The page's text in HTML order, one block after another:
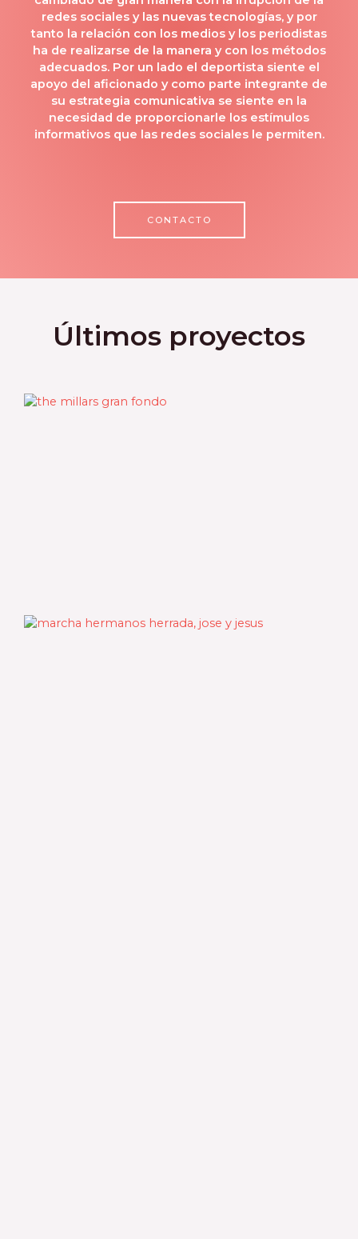
redes sociales y las nuevas tecnologías, y por
tanto la relación con los medios y los periodistas
ha de realizarse de la manera y con los métodos
adecuados. Por un lado el deportista siente el
apoyo del aficionado y como parte integrante de
su estrategia comunicativa se siente en la
necesidad de proporcionarle los estímulos
informativos que las redes sociales le permiten.
CONTACTO
Últimos proyectos